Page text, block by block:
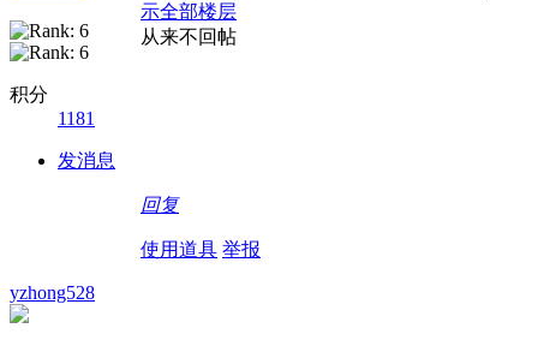
积分
1181
发消息
示全部楼层
从来不回帖
回复
使用道具 举报
yzhong528